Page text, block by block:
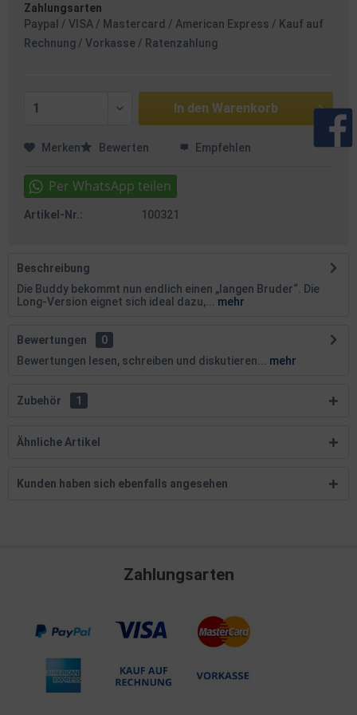
Zahlungsarten
Paypal / VISA / Mastercard / American Express / Kauf auf
Rechnung / Vorkasse / Ratenzahlung
In den Warenkorb
Merken Bewerten Empfehlen
Artikel-Nr.: 100321
Beschreibung
Die Buddy bekommt nun endlich einen „langen Bruder“. Die
Long-Version eignet sich ideal dazu,...
mehr
Bewertungen
0
Bewertungen lesen, schreiben und diskutieren...
mehr
Zubehör 1
Ähnliche Artikel
Kunden haben sich ebenfalls angesehen
Zahlungsarten